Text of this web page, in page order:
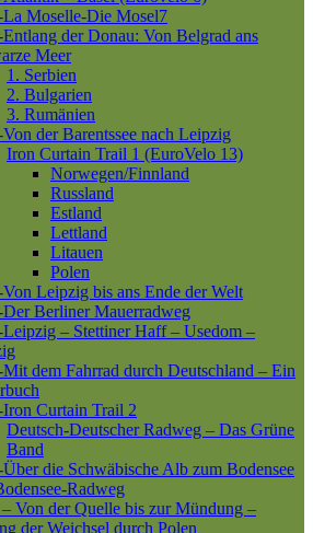
La Moselle-Die Mosel7
Entlang der Donau: Von Belgrad ans
Meer
1. Serbien
2. Bulgarien
3. Rumänien
der Barentssee nach Leipzig
Iron Curtain Trail 1 (EuroVelo 13)
Norwegen/Finnland
Russland
Estland
Lettland
Litauen
Polen
Von Leipzig bis ans Ende der Welt
Der Berliner Mauerradweg
Leipzig – Stettiner Haff – Usedom –
Mit dem Fahrrad durch Deutschland – Ein
Iron Curtain Trail 2
Deutsch-Deutscher Radweg – Das Grüne
Band
Über die Schwäbische Alb zum Bodensee
Radweg
Von der Quelle bis zur Mündung –
der Weichsel durch Polen